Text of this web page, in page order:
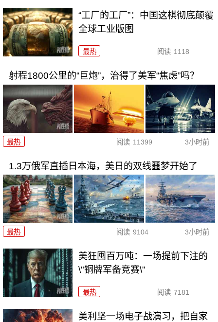
“工厂的工厂”：中国这棋彻底颠覆
全球工业版图
最热 阅读 1118
射程1800公里的“巨炮”，治得了美军“焦虑”吗？
最热 阅读 11399 3小时前
1.3万俄军直插日本海，美日的双线噩梦开始了
最热 阅读 9104 3小时前
美狂囤百万吨：一场提前下注的
\"铜牌军备竞赛\"
最热 阅读 7181
美利坚一场电子战演习，把自家